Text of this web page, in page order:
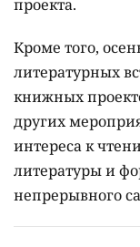
проекта.
Кроме того,
литературных
книжных
других
интереса к
литературы и
непрерывного